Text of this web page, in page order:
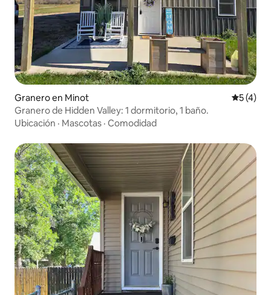
Granero en Minot
5 (4)
Granero de Hidden Valley: 1 dormitorio, 1 baño.
Ubicación · Mascotas · Comodidad